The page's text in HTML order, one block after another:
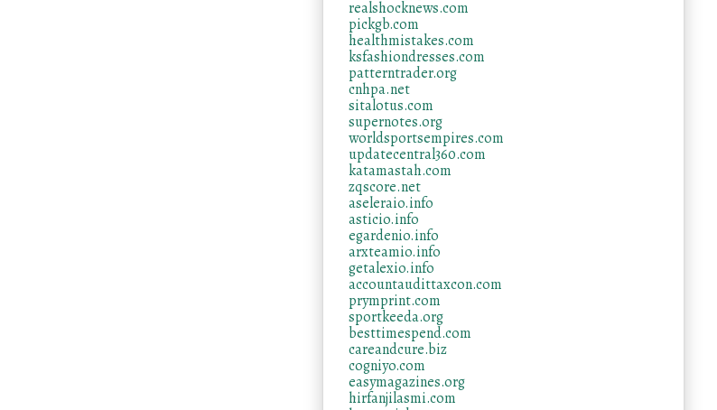
realshocknews.com
pickgb.com
healthmistakes.com
ksfashiondresses.com
patterntrader.org
cnhpa.net
sitalotus.com
supernotes.org
worldsportsempires.com
updatecentral360.com
katamastah.com
zqscore.net
aseleraio.info
asticio.info
egardenio.info
arxteamio.info
getalexio.info
accountaudittaxcon.com
prymprint.com
sportkeeda.org
besttimespend.com
careandcure.biz
cogniyo.com
easymagazines.org
hirfanjilasmi.com